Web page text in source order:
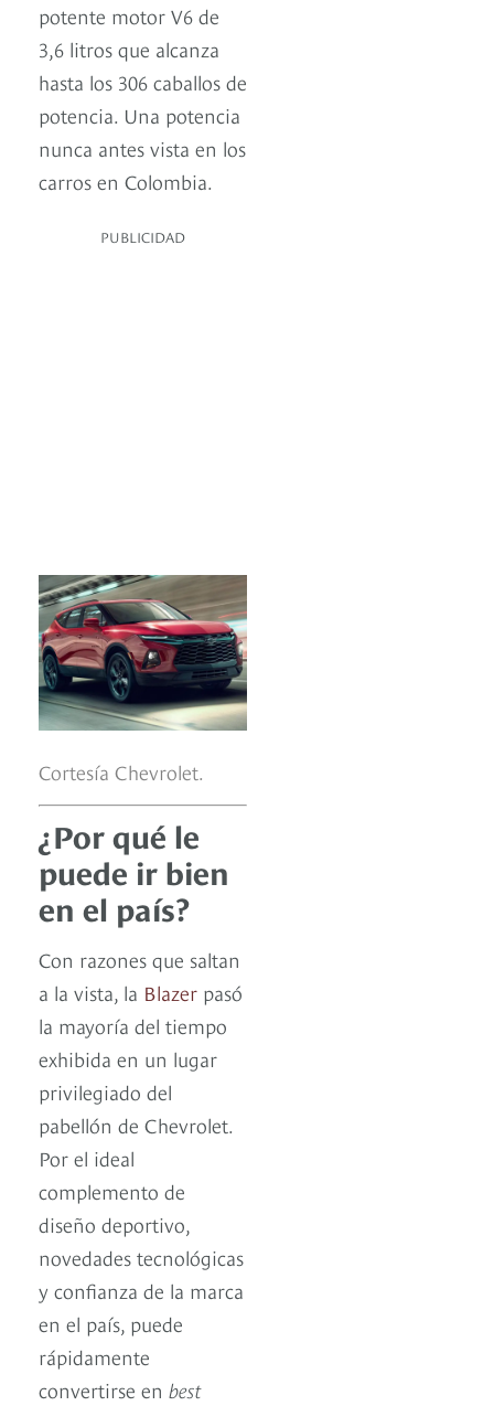
potente motor V6 de
3,6 litros que alcanza
hasta los 306 caballos de
potencia. Una potencia
nunca antes vista en los
carros en Colombia.
PUBLICIDAD
Cortesía Chevrolet.
¿Por qué le
puede ir bien
en el país?
Con razones que saltan
a la vista, la Blazer pasó
la mayoría del tiempo
exhibida en un lugar
privilegiado del
pabellón de Chevrolet.
Por el ideal
complemento de
diseño deportivo,
novedades tecnológicas
y confianza de la marca
en el país, puede
rápidamente
convertirse en best